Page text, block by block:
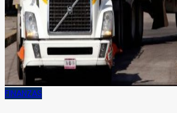
FINANZAS